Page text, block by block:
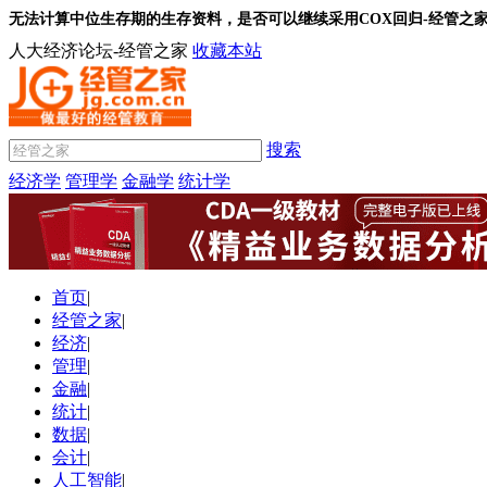
无法计算中位生存期的生存资料，是否可以继续采用COX回归-经管之
人大经济论坛-经管之家 收藏本站
搜索
经济学 管理学 金融学 统计学
首页|
经管之家|
经济|
管理|
金融|
统计|
数据|
会计|
人工智能|